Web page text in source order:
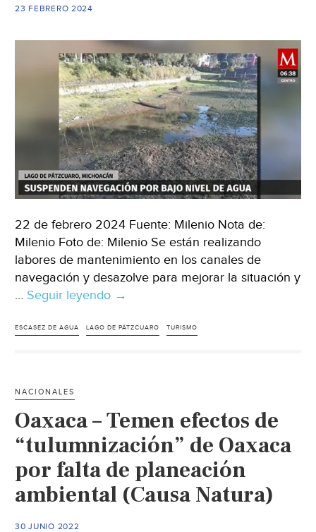
punto
de
desaparecer
23 FEBRERO 2024
22 de febrero 2024 Fuente: Milenio Nota de:
Milenio Foto de: Milenio Se están realizando
labores de mantenimiento en los canales de
navegación y desazolve para mejorar la situación y
… Seguir leyendo Michoacán
Suspenden
Lago
Pátzcuaro
por
bajo
nivel
→
ESCASEZ DE AGUA LAGO DE PÁTZCUARO TURISMO
NACIONALES
Oaxaca – Temen efectos de
“tulumnización” de Oaxaca
por falta de planeación
ambiental (Causa Natura)
30 JUNIO 2022